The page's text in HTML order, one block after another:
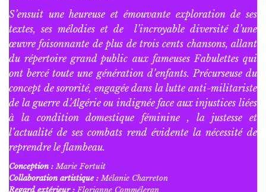
S’ensuit une heureuse et émouvante exploration de ses
textes, ses mélodies et de l’incroyable diversité d’une
œuvre foisonnante de plus de trois cents chansons, allant
du répertoire grand public aux fameuses Fabulettes qui
ont bercé toute une génération d’enfants. Précurseuse du
concept de sororité, engagée dans la lutte anti-militariste
de la guerre d’Algérie ou indignée face aux injustices liées
à la condition domestique féminine , la justesse et
l’actualité de ses combats rend évidente la nécessité de
reprendre le flambeau.
Conception :Marie Fortuit
Collaboration artistique :Mélanie Charreton
Regard extérieur :Florianne Comméleran